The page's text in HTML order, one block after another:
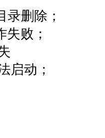
删除；
败；
启动；